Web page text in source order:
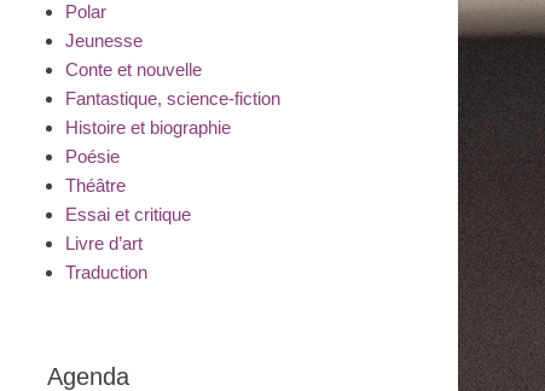
Polar
Jeunesse
Conte et nouvelle
Fantastique, science-fiction
Histoire et biographie
Poésie
Théâtre
Essai et critique
Livre d’art
Traduction
Agenda